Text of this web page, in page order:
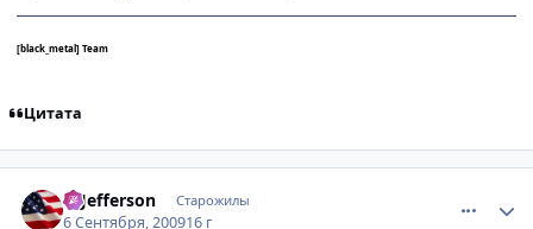
[black_metal] Team
Цитата
T. Jefferson Старожилы
6 Сентября, 200916 г